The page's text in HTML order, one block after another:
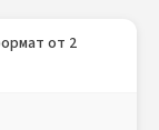
от 2